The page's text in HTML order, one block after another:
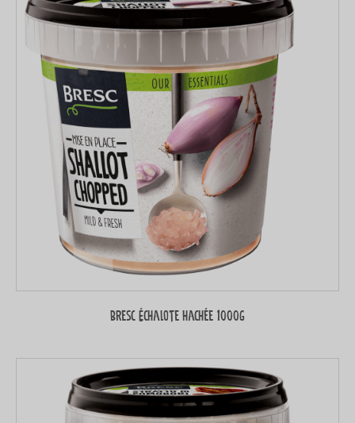
Bresc Échalote hachée 1000g